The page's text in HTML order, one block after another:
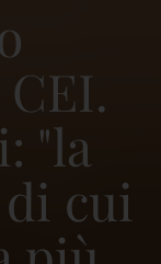
"la
cui